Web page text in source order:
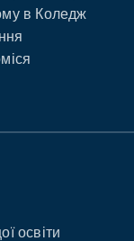
в Коледж
освіти